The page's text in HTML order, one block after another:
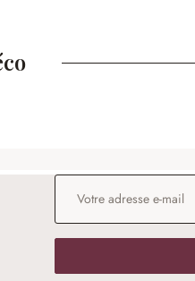
Adresse e-mail*